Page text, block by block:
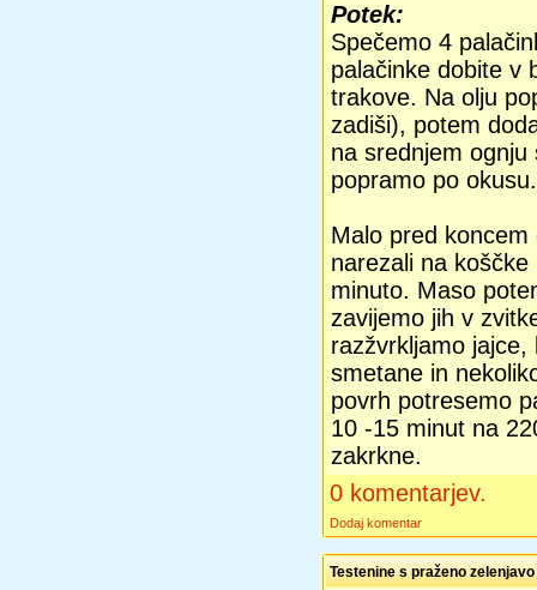
Potek:
Spečemo 4
palačinke dobite v
trakove. Na olju
zadiši), potem
na srednjem
popramo po okusu.
Malo pred
narezali na
minuto. Maso
zavijemo jih v
razžvrkljamo
smetane in
povrh potresemo
10 -15 minut na
zakrkne.
0 komentarjev.
Dodaj komentar
Testenine s praženo zelenjavo